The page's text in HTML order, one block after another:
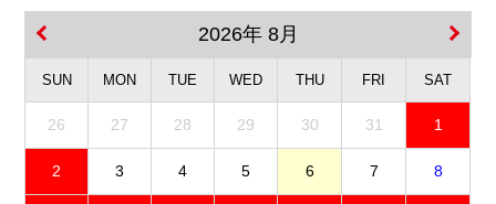
2026年 8月
SUN MON TUE WED THU FRI SAT
26 27 28 29 30 31 1
2 3 4 5 6 7 8